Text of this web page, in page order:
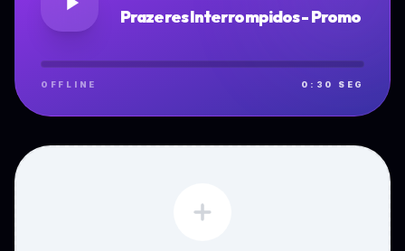
Prazeres Interrompidos - Promo
OFFLINE 0:30 SEG